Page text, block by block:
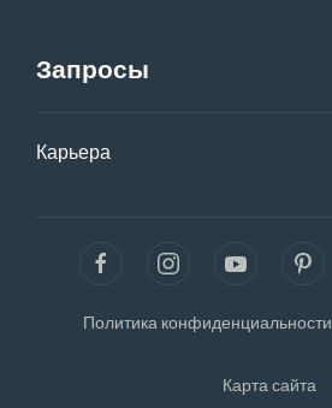
Запросы
Карьера
Политика конфиденциальности
Карта сайта